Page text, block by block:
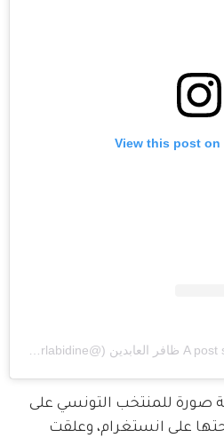
View this post on
A post shared by Dhafer L'Abidine ظافر العابدين (@dhaferlabidine)
صورة للمنتخب التونسي على
على انستغرام، وعلقت